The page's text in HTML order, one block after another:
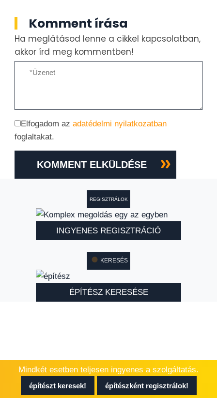
Komment írása
Ha meglátásod lenne a cikkel kapcsolatban,
akkor írd meg kommentben!
Elfogadom az adatédelmi nyilatkozatban
foglaltakat.
KOMMENT ELKÜLDÉSE
REGISZTRÁLOK
INGYENES REGISZTRÁCIÓ
KERESÉS
ÉPÍTÉSZ KERESÉSE
Mindkét esetben teljesen ingyenes a szolgáltatás.
építészt keresek! építészként regisztrálok!